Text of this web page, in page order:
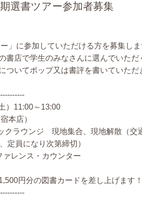
選書ツアー参加者募集
」に参加していただける方を募集しま
書店で学生のみなさんに選んでいただ
ついてポップ又は書評を書いていただ
）11:00～13:00
本店）
クラウンジ 現地集合、現地解散（交
定員になり次第締切）
ァレンス・カウンター
円分の図書カードを差し上げます！